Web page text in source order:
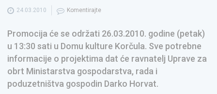
24.03.2010 Komentirajte
Promocija će se održati 26.03.2010. godine (petak)
u 13:30 sati u Domu kulture Korčula. Sve potrebne
informacije o projektima dat će ravnatelj Uprave za
obrt Ministarstva gospodarstva, rada i
poduzetništva gospodin Darko Horvat.